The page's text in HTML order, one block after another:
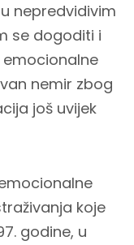
nepredvidivim
se dogoditi i
nemir zbog
još uvijek
koje
godine, u